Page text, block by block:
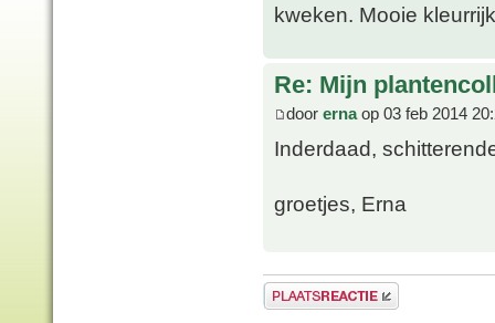
kweken. Mooie
Re: Mijn
door ernaop 03 feb 2014
Inderdaad,
groetjes, Erna
Plaats een reactie